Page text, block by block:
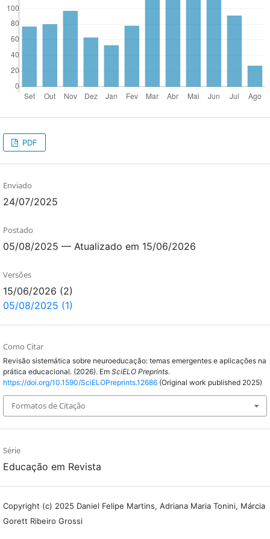
PDF
Enviado
24/07/2025
Postado
05/08/2025 — Atualizado em 15/06/2026
Versões
15/06/2026 (2)
05/08/2025 (1)
Como Citar
Revisão sistemática sobre neuroeducação: temas emergentes e aplicações na
prática educacional. (2026). Em SciELO Preprints.
https://doi.org/10.1590/SciELOPreprints.12686 (Original work published 2025)
Formatos de Citação
Série
Educação em Revista
Copyright (c) 2025 Daniel Felipe Martins, Adriana Maria Tonini, Márcia
Gorett Ribeiro Grossi